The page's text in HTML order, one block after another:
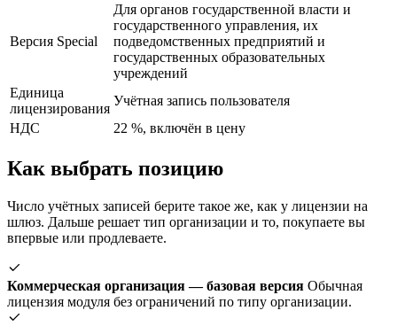
Версия Special
Для органов государственной власти и
государственного управления, их
подведомственных предприятий и
государственных образовательных
учреждений
Единица
лицензирования
Учётная запись пользователя
НДС
22 %, включён в цену
Как выбрать позицию
Число учётных записей берите такое же, как у лицензии на
шлюз. Дальше решает тип организации и то, покупаете вы
впервые или продлеваете.
Коммерческая организация — базовая версия Обычная
лицензия модуля без ограничений по типу организации.